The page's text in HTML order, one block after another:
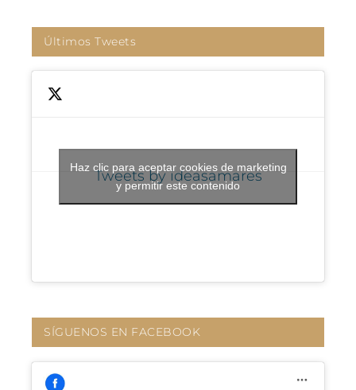
Últimos Tweets
Tweets by ideasamares
Haz clic para aceptar cookies de marketing
y permitir este contenido
SÍGUENOS EN FACEBOOK